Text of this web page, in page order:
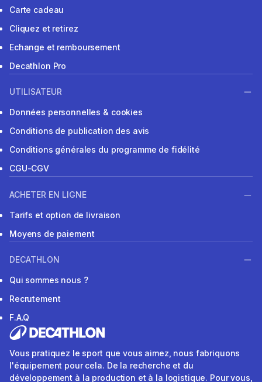
Carte cadeau
Cliquez et retirez
Echange et remboursement
Decathlon Pro
UTILISATEUR
Données personnelles & cookies
Conditions de publication des avis
Conditions générales du programme de fidélité
CGU-CGV
ACHETER EN LIGNE
Tarifs et option de livraison
Moyens de paiement
DECATHLON
Qui sommes nous ?
Recrutement
F.A.Q
Vous pratiquez le sport que vous aimez, nous fabriquons
l'équipement pour cela. De la recherche et du
développement à la production et à la logistique. Pour vous,